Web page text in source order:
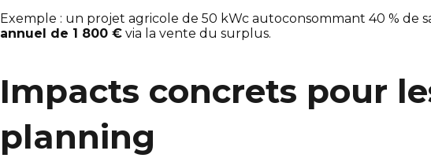
Exemple : un projet agricole de 50 kWc autoconsommant 40 % de
annuel de 1 800 € via la vente du surplus.
Impacts concrets pour
planning